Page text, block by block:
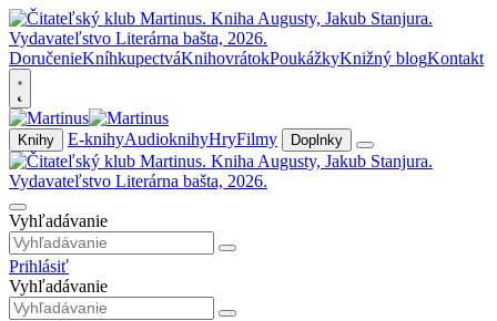
DoručenieKníhkupectváKnihovrátokPoukážkyKnižný blogKontakt
Knihy E-knihyAudioknihyHryFilmy Doplnky
Vyhľadávanie
Prihlásiť
Vyhľadávanie